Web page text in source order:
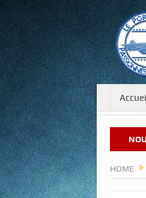
Bienvenue sur notre nouveau site
HOME